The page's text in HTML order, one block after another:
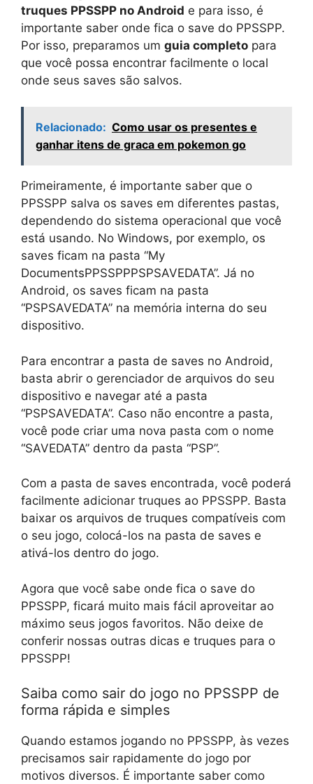
truques PPSSPP no Android e para isso, é
importante saber onde fica o save do PPSSPP.
Por isso, preparamos um guia completo para
que você possa encontrar facilmente o local
onde seus saves são salvos.
Relacionado: Como usar os presentes e
ganhar itens de graca em pokemon go
Primeiramente, é importante saber que o
PPSSPP salva os saves em diferentes pastas,
dependendo do sistema operacional que você
está usando. No Windows, por exemplo, os
saves ficam na pasta “My
DocumentsPPSSPPPSPSAVEDATA”. Já no
Android, os saves ficam na pasta
“PSPSAVEDATA” na memória interna do seu
dispositivo.
Para encontrar a pasta de saves no Android,
basta abrir o gerenciador de arquivos do seu
dispositivo e navegar até a pasta
“PSPSAVEDATA”. Caso não encontre a pasta,
você pode criar uma nova pasta com o nome
“SAVEDATA” dentro da pasta “PSP”.
Com a pasta de saves encontrada, você poderá
facilmente adicionar truques ao PPSSPP. Basta
baixar os arquivos de truques compatíveis com
o seu jogo, colocá-los na pasta de saves e
ativá-los dentro do jogo.
Agora que você sabe onde fica o save do
PPSSPP, ficará muito mais fácil aproveitar ao
máximo seus jogos favoritos. Não deixe de
conferir nossas outras dicas e truques para o
PPSSPP!
Saiba como sair do jogo no PPSSPP de
forma rápida e simples
Quando estamos jogando no PPSSPP, às vezes
precisamos sair rapidamente do jogo por
motivos diversos. É importante saber como